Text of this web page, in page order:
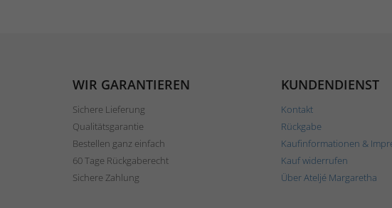
WIR GARANTIEREN
Sichere Lieferung
Qualitätsgarantie
Bestellen ganz einfach
60 Tage Rückgaberecht
Sichere Zahlung
KUNDENDIENST
Kontakt
Rückgabe
Kaufinformationen &
Kauf widerrufen
Über Ateljé Margaretha